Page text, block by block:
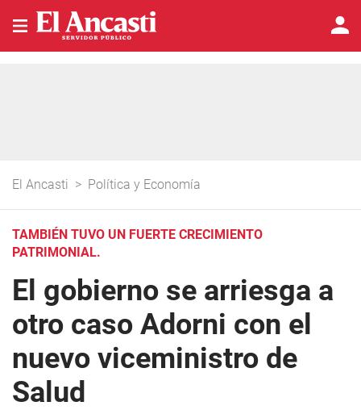
El Ancasti > Política y Economía
TAMBIÉN TUVO UN FUERTE CRECIMIENTO
PATRIMONIAL.
El gobierno se arriesga a
otro caso Adorni con el
nuevo viceministro de
Salud